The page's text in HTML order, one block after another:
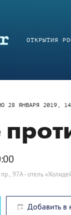
ОТКРЫТИЯ
28 ЯНВАРЯ 2019,
пр., 97А- отель
Добавить в